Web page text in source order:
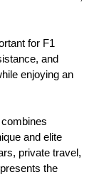
for F1
and
enjoying an
and elite
private travel,
the